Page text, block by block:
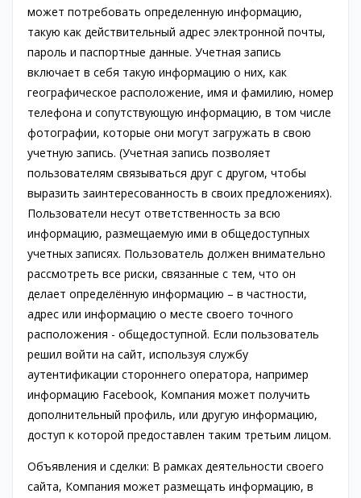
может потребовать определенную информацию,
такую как действительный адрес электронной почты,
пароль и паспортные данные. Учетная запись
включает в себя такую информацию о них, как
географическое расположение, имя и фамилию, номер
телефона и сопутствующую информацию, в том числе
фотографии, которые они могут загружать в свою
учетную запись. (Учетная запись позволяет
пользователям связываться друг с другом, чтобы
выразить заинтересованность в своих предложениях).
Пользователи несут ответственность за всю
информацию, размещаемую ими в общедоступных
учетных записях. Пользователь должен внимательно
рассмотреть все риски, связанные с тем, что он
делает определённую информацию – в частности,
адрес или информацию о месте своего точного
расположения - общедоступной. Если пользователь
решил войти на сайт, используя службу
аутентификации стороннего оператора, например
информацию Facebook, Компания может получить
дополнительный профиль, или другую информацию,
доступ к которой предоставлен таким третьим лицом.
Объявления и сделки: В рамках деятельности своего
сайта, Компания может размещать информацию, в